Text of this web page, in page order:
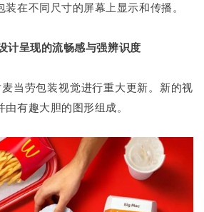
在不同尺寸的屏幕上显示和传播。
呈现的流畅感与强辨识度
当劳包装视觉进行重大更新。新的视
有趣大胆的图形组成。